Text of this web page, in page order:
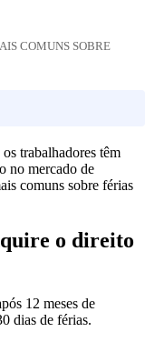
COMUNS SOBRE
trabalhadores têm
no mercado de
comuns sobre férias
o direito
12 meses de
dias de férias.